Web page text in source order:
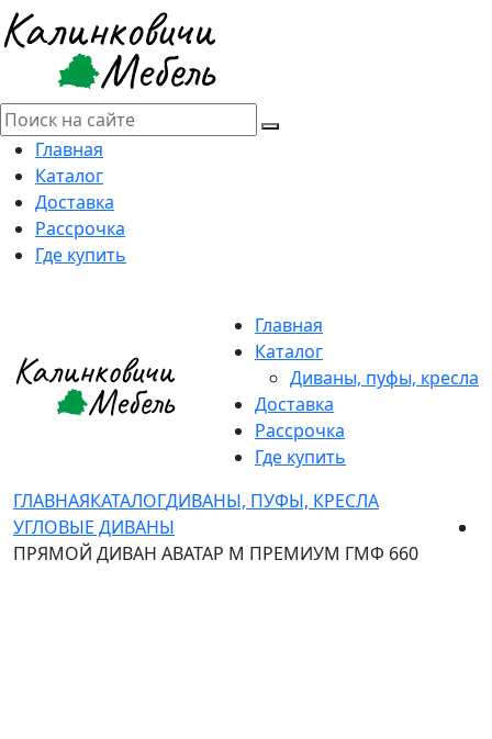
Главная
Каталог
Доставка
Рассрочка
Где купить
Главная
Каталог
Диваны, пуфы, кресла
Доставка
Рассрочка
Где купить
ГЛАВНАЯКАТАЛОГДИВАНЫ, ПУФЫ, КРЕСЛА
УГЛОВЫЕ ДИВАНЫ
ПРЯМОЙ ДИВАН АВАТАР М ПРЕМИУМ ГМФ 660